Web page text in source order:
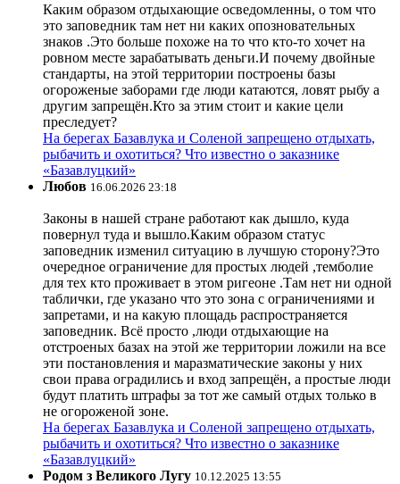
Каким образом отдыхающие осведомленны, о том что
это заповедник там нет ни каких опозновательных
знаков .Это больше похоже на то что кто-то хочет на
ровном месте зарабатывать деньги.И почему двойные
стандарты, на этой территории построены базы
огороженые заборами где люди катаются, ловят рыбу а
другим запрещён.Кто за этим стоит и какие цели
преследует?
На берегах Базавлука и Соленой запрещено отдыхать,
рыбачить и охотиться? Что известно о заказнике
«Базавлуцкий»
Любов 16.06.2026 23:18
Законы в нашей стране работают как дышло, куда
повернул туда и вышло.Каким образом статус
заповедник изменил ситуацию в лучшую сторону?Это
очередное ограничение для простых людей ,темболие
для тех кто проживает в этом ригеоне .Там нет ни одной
таблички, где указано что это зона с ограничениями и
запретами, и на какую площадь распространяется
заповедник. Всё просто ,люди отдыхающие на
отстроеных базах на этой же территории ложили на все
эти постановления и маразматические законы у них
свои права оградились и вход запрещён, а простые люди
будут платить штрафы за тот же самый отдых только в
не огороженой зоне.
На берегах Базавлука и Соленой запрещено отдыхать,
рыбачить и охотиться? Что известно о заказнике
«Базавлуцкий»
Родом з Великого Лугу 10.12.2025 13:55